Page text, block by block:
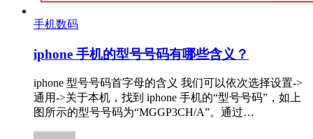
手机数码
iphone 手机的型号号码有哪些含义？
iphone 型号号码首字母的含义 我们可以依次选择设置->
通用->关于本机，找到 iphone 手机的“型号号码”，如上
图所示的型号号码为“MGGP3CH/A”。通过…